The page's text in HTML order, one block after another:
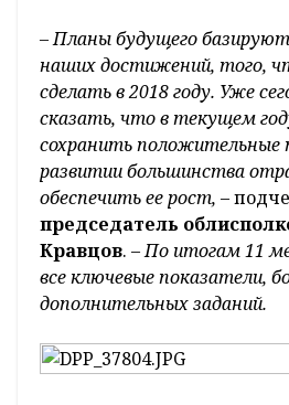
– Планы будущего
наших достижений, того,
сделать в 2018 году. Уже
сказать, что в текущем
сохранить положительные
развитии большинства
обеспечить ее рост, –
председатель
Кравцов. –По итогам 11
все ключевые показатели,
дополнительныхзаданий.